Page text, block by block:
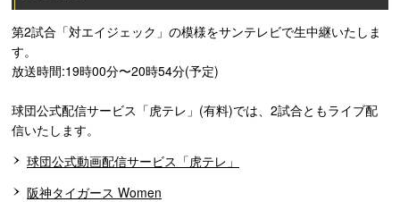
第2試合「対エイジェック」の模様をサンテレビで生中継いたしま
す。
放送時間:19時00分〜20時54分(予定)
球団公式配信サービス「虎テレ」(有料)では、2試合ともライブ配
信いたします。
球団公式動画配信サービス「虎テレ」
阪神タイガース Women